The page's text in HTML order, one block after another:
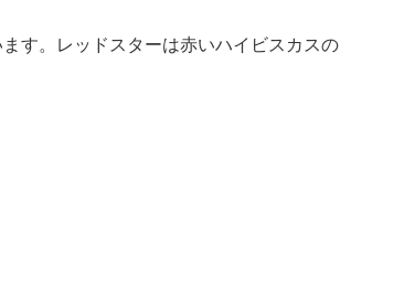
す。レッドスターは赤いハイビスカスの